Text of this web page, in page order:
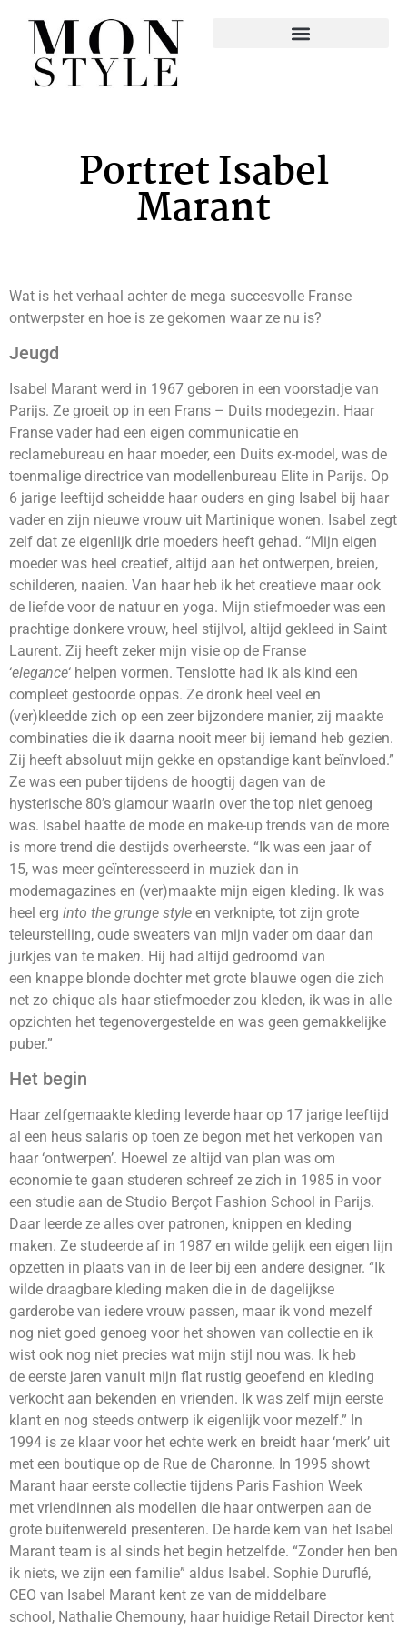
Portret Isabel
Marant
Wat is het verhaal achter de mega succesvolle Franse
ontwerpster en hoe is ze gekomen waar ze nu is?
Jeugd
Isabel Marant werd in 1967 geboren in een voorstadje van
Parijs. Ze groeit op in een Frans – Duits modegezin. Haar
Franse vader had een eigen communicatie en
reclamebureau en haar moeder, een Duits ex-model, was de
toenmalige directrice van modellenbureau Elite in Parijs. Op
6 jarige leeftijd scheidde haar ouders en ging Isabel bij haar
vader en zijn nieuwe vrouw uit Martinique wonen. Isabel zegt
zelf dat ze eigenlijk drie moeders heeft gehad. “Mijn eigen
moeder was heel creatief, altijd aan het ontwerpen, breien,
schilderen, naaien. Van haar heb ik het creatieve maar ook
de liefde voor de natuur en yoga. Mijn stiefmoeder was een
prachtige donkere vrouw, heel stijlvol, altijd gekleed in Saint
Laurent. Zij heeft zeker mijn visie op de Franse
‘elegance‘ helpen vormen. Tenslotte had ik als kind een
compleet gestoorde oppas. Ze dronk heel veel en
(ver)kleedde zich op een zeer bijzondere manier, zij maakte
combinaties die ik daarna nooit meer bij iemand heb gezien.
Zij heeft absoluut mijn gekke en opstandige kant beïnvloed.”
Ze was een puber tijdens de hoogtij dagen van de
hysterische 80’s glamour waarin over the top niet genoeg
was. Isabel haatte de mode en make-up trends van de more
is more trend die destijds overheerste. “Ik was een jaar of
15, was meer geïnteresseerd in muziek dan in
modemagazines en (ver)maakte mijn eigen kleding. Ik was
heel erg into the grunge style en verknipte, tot zijn grote
teleurstelling, oude sweaters van mijn vader om daar dan
jurkjes van te maken. Hij had altijd gedroomd van
een knappe blonde dochter met grote blauwe ogen die zich
net zo chique als haar stiefmoeder zou kleden, ik was in alle
opzichten het tegenovergestelde en was geen gemakkelijke
puber.”
Het begin
Haar zelfgemaakte kleding leverde haar op 17 jarige leeftijd
al een heus salaris op toen ze begon met het verkopen van
haar ‘ontwerpen’. Hoewel ze altijd van plan was om
economie te gaan studeren schreef ze zich in 1985 in voor
een studie aan de Studio Berçot Fashion School in Parijs.
Daar leerde ze alles over patronen, knippen en kleding
maken. Ze studeerde af in 1987 en wilde gelijk een eigen lijn
opzetten in plaats van in de leer bij een andere designer. “Ik
wilde draagbare kleding maken die in de dagelijkse
garderobe van iedere vrouw passen, maar ik vond mezelf
nog niet goed genoeg voor het showen van collectie en ik
wist ook nog niet precies wat mijn stijl nou was. Ik heb
de eerste jaren vanuit mijn flat rustig geoefend en kleding
verkocht aan bekenden en vrienden. Ik was zelf mijn eerste
klant en nog steeds ontwerp ik eigenlijk voor mezelf.” In
1994 is ze klaar voor het echte werk en breidt haar ‘merk’ uit
met een boutique op de Rue de Charonne. In 1995 showt
Marant haar eerste collectie tijdens Paris Fashion Week
met vriendinnen als modellen die haar ontwerpen aan de
grote buitenwereld presenteren. De harde kern van het Isabel
Marant team is al sinds het begin hetzelfde. “Zonder hen ben
ik niets, we zijn een familie” aldus Isabel. Sophie Duruflé,
CEO van Isabel Marant kent ze van de middelbare
school, Nathalie Chemouny, haar huidige Retail Director kent